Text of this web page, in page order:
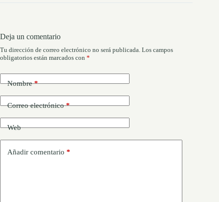
Deja un comentario
Tu dirección de correo electrónico no será publicada. Los campos
obligatorios están marcados con *
Nombre*
Correo electrónico*
Web
Añadir comentario *